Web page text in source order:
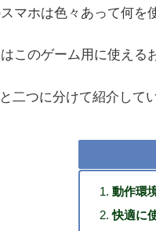
マホは色々あって何を
このゲーム用に使える
二つに分けて紹介して
動作環
快適に